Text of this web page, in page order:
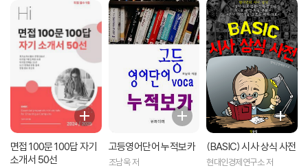
면접 100문 100답 자기
소개서 50선
고등영어단어 누적보카
조남욱 저
(BASIC) 시사 상식 사전
현대인경제연구소 저